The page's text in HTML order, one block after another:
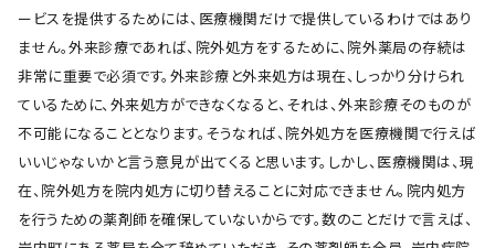
ービスを提供するためには、医療機関だけで提供しているわけではあり
ません。外来診療であれば、院外処方をするために、院外薬局の存続は
非常に重要で必須です。外来診療と外来処方は現在、しっかり分けられ
ているために、外来処方ができなくなると、それは、外来診療そのものが
不可能になることとなります。そうなれば、院外処方を医療機関で行えば
いいじゃないかと言う意見が出てくると思います。しかし、医療機関は、現
在、院外処方を院内処方に切り替えることに対応できません。院内処方
を行うための薬剤師を確保していないからです。数のことだけで言えば、